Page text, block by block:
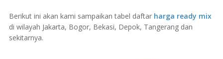
Berikut ini akan kami sampaikan tabel daftar harga ready mix
di wilayah Jakarta, Bogor, Bekasi, Depok, Tangerang dan
sekitarnya.